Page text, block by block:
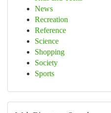
News
Recreation
Reference
Science
Shopping
Society
Sports